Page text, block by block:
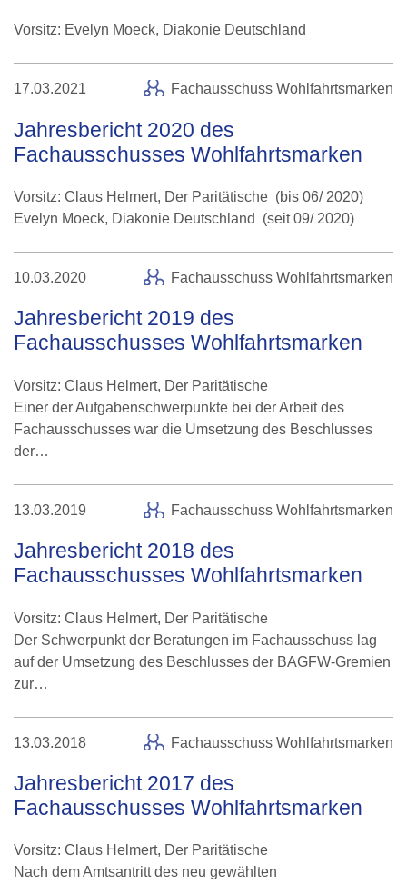
Vorsitz: Evelyn Moeck, Diakonie Deutschland
17.03.2021 Fachausschuss Wohlfahrtsmarken
Jahresbericht 2020 des
Fachausschusses Wohlfahrtsmarken
Vorsitz: Claus Helmert, Der Paritätische (bis 06/ 2020)
Evelyn Moeck, Diakonie Deutschland (seit 09/ 2020)
10.03.2020 Fachausschuss Wohlfahrtsmarken
Jahresbericht 2019 des
Fachausschusses Wohlfahrtsmarken
Vorsitz: Claus Helmert, Der Paritätische
Einer der Aufgabenschwerpunkte bei der Arbeit des
Fachausschusses war die Umsetzung des Beschlusses
der…
13.03.2019 Fachausschuss Wohlfahrtsmarken
Jahresbericht 2018 des
Fachausschusses Wohlfahrtsmarken
Vorsitz: Claus Helmert, Der Paritätische
Der Schwerpunkt der Beratungen im Fachausschuss lag
auf der Umsetzung des Beschlusses der BAGFW-Gremien
zur…
13.03.2018 Fachausschuss Wohlfahrtsmarken
Jahresbericht 2017 des
Fachausschusses Wohlfahrtsmarken
Vorsitz: Claus Helmert, Der Paritätische
Nach dem Amtsantritt des neu gewählten